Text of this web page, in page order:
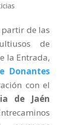
de las
de
la Entrada,
Donantes
con el
de Jaén